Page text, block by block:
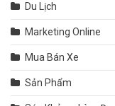
Du Lịch
Marketing Online
Mua Bán Xe
Sản Phẩm